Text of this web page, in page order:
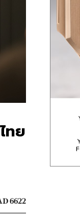
ทย
6622